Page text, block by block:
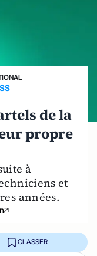
de la
propre
à
et
années.
CLASSER